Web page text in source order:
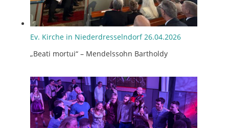
Ev. Kirche in Niederdresselndorf 26.04.2026
„Beati mortui“ – Mendelssohn Bartholdy